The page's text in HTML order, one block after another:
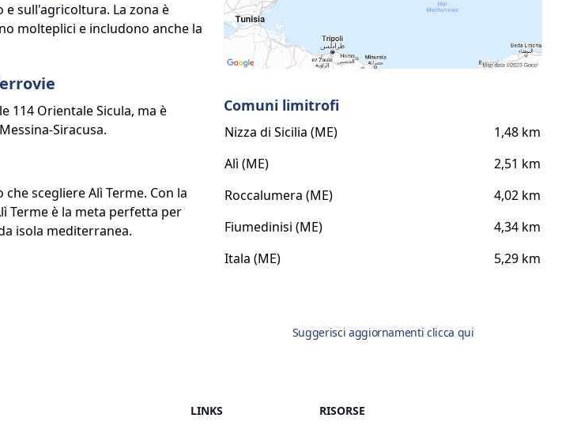
sull'agricoltura. La zona è
molteplici e includono anche la
114 Orientale Sicula, ma è
Siracusa.
scegliere Alì Terme. Con la
Terme è la meta perfetta per
isola mediterranea.
Comuni limitrofi
Nizza di Sicilia (ME)
1,48 km
Alì (ME)
2,51 km
Roccalumera (ME)
4,02 km
Fiumedinisi (ME)
4,34 km
Itala (ME)
5,29 km
Suggerisci aggiornamenti clicca qui
LINKS RISORSE